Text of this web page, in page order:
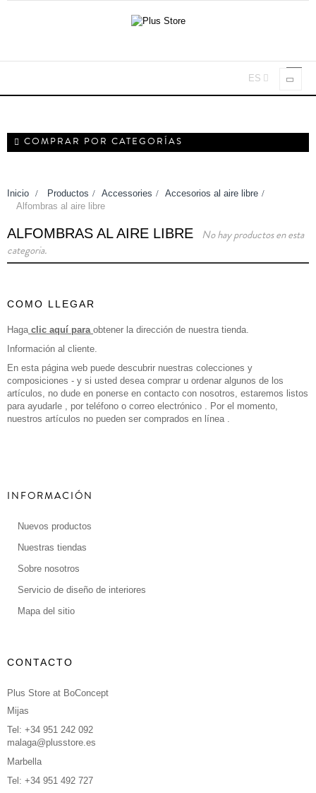
ES
COMPRAR POR CATEGORÍAS
Inicio > Productos > Accessories > Accesorios al aire libre
Alfombras al aire libre
ALFOMBRAS AL AIRE LIBRE No hay productos en esta
categoria.
COMO LLEGAR
Haga clic aquí para obtener la dirección de nuestra tienda.
Información al cliente.
En esta página web puede descubrir nuestras colecciones y
composiciones - y si usted desea comprar u ordenar algunos de los
artículos, no dude en ponerse en contacto con nosotros, estaremos listos
para ayudarle , por teléfono o correo electrónico . Por el momento,
nuestros artículos no pueden ser comprados en línea .
INFORMACIÓN
Nuevos productos
Nuestras tiendas
Sobre nosotros
Servicio de diseño de interiores
Mapa del sitio
CONTACTO
Plus Store at BoConcept
Mijas
Tel: +34 951 242 092
malaga@plusstore.es
Marbella
Tel: +34 951 492 727